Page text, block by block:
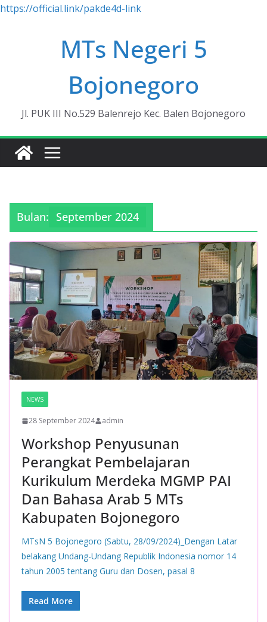
https://official.link/pakde4d-link
MTs Negeri 5
Bojonegoro
Jl. PUK III No.529 Balenrejo Kec. Balen Bojonegoro
Bulan: September 2024
NEWS
28 September 2024 admin
Workshop Penyusunan
Perangkat Pembelajaran
Kurikulum Merdeka MGMP PAI
Dan Bahasa Arab 5 MTs
Kabupaten Bojonegoro
MTsN 5 Bojonegoro (Sabtu, 28/09/2024)_Dengan Latar
belakang Undang-Undang Republik Indonesia nomor 14
tahun 2005 tentang Guru dan Dosen, pasal 8
Read More